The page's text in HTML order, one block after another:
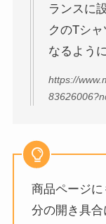
ランスに
クのTシ
なるよう
https://
商品ページ
分の開き具